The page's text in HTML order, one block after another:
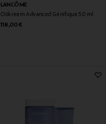
LANCÔME
Öökreem Advanced Génifique 50 ml
Original Price
118,00 €